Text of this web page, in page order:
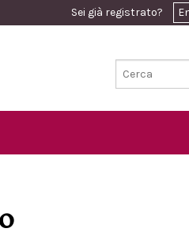
Sei già registrato?